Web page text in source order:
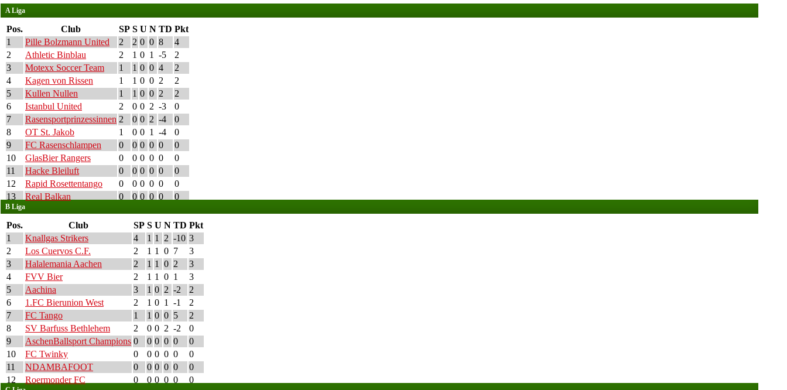
A Liga
Pos. Club SP S U N TD Pkt
1
Pille Bolzmann United 2 2 0 0 8
4
2
Athletic Binblau 2 1 0 1 -5
2
3
Motexx Soccer Team 1 1 0 0 4
2
4
Kagen von Rissen 1 1 0 0 2
2
5
Kullen Nullen 1 1 0 0 2
2
6
Istanbul United 2 0 0 2 -3
0
7
Rasensportprinzessinnen 2 0 0 2 -4
0
8
OT St. Jakob 1 0 0 1 -4
0
9
FC Rasenschlampen 0 0 0 0 0
0
10
GlasBier Rangers 0 0 0 0 0
0
11
Hacke Bleiluft 0 0 0 0 0
0
12
Rapid Rosettentango 0 0 0 0 0
0
13
Real Balkan 0 0 0 0 0 0
B Liga
Pos. Club SP S U N TD Pkt
1
Knallgas Strikers 4 1 1 2 -10 3
2
Los Cuervos C.F. 2 1 1 0 7
3
3
Halalemania Aachen 2 1 1 0 2
3
4
FVV Bier 2 1 1 0 1
3
5
Aachina 3 1 0 2 -2
2
6
1.FC Bierunion West 2 1 0 1 -1
2
7
FC Tango 1 1 0 0 5
2
8
SV Barfuss Bethlehem 2 0 0 2 -2
0
9
AschenBallsport Champions 0 0 0 0 0
0
10
FC Twinky 0 0 0 0 0
0
11
NDAMBAFOOT 0 0 0 0 0
0
12
Roermonder FC 0 0 0 0 0 0